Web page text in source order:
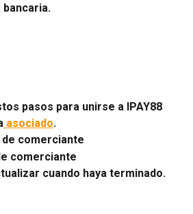
bancaria.
pasos para unirse a IPAY88
asociado.
comerciante
comerciante
cuando haya terminado.